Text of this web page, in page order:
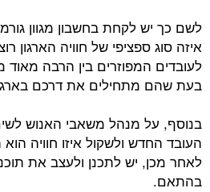
לשם כך יש לקחת בחשבון מגוון
איזה סוג ספציפי של חוויה הארגון
לעובדים המפוזרים בין הרבה מאוד
בעת שהם מתחילים את דרכם
בנוסף, על מנהל משאבי האנוש
העובד החדש ולשקול איזו חוויה
לאחר מכן, יש לתכנן ולעצב את
בהתאם.